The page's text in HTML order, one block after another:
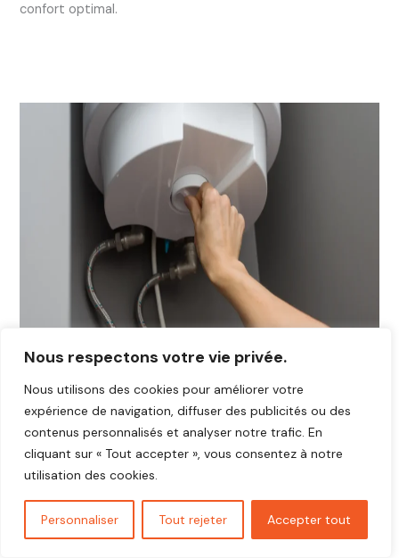
Nous respectons votre vie privée.
Nous utilisons des cookies pour améliorer votre
expérience de navigation, diffuser des publicités ou des
contenus personnalisés et analyser notre trafic. En
cliquant sur « Tout accepter », vous consentez à notre
utilisation des cookies.
Personnaliser Tout rejeter Accepter tout
confort optimal.